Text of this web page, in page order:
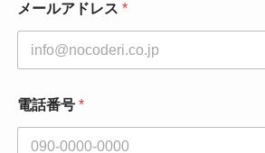
メールアドレス *
電話番号 *